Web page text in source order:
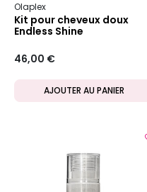
Olaplex
Kit pour cheveux doux
Endless Shine
46,00 €
AJOUTER AU PANIER